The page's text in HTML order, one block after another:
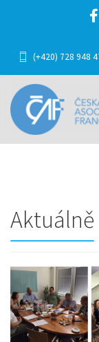
(+420) 728 948
Aktuálně